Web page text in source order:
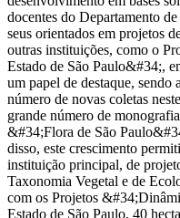
docentes do Departamento
seus orientados em projetos
outras instituições, como o
Estado de São Paulo&#34;,
um papel de destaque,
número de novas coletas
grande número de
&#34;Flora de São
disso, este crescimento
instituição principal, de
Taxonomia Vegetal e de
com os Projetos
Estado de São Paulo, 40